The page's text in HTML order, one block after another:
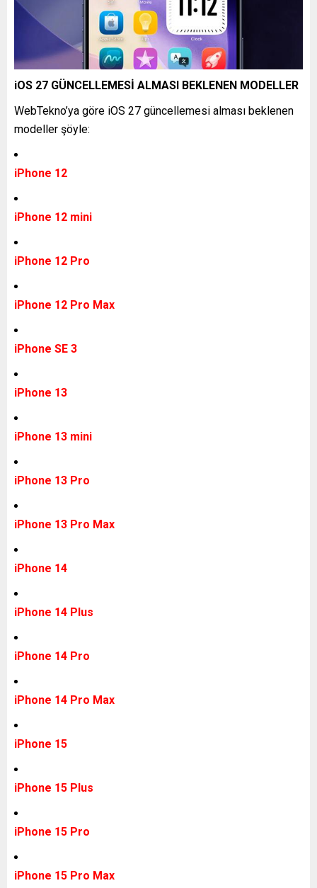
iOS 27 GÜNCELLEMESİ ALMASI BEKLENEN MODELLER
WebTekno’ya göre iOS 27 güncellemesi alması beklenen
modeller şöyle:
iPhone 12
iPhone 12 mini
iPhone 12 Pro
iPhone 12 Pro Max
iPhone SE 3
iPhone 13
iPhone 13 mini
iPhone 13 Pro
iPhone 13 Pro Max
iPhone 14
iPhone 14 Plus
iPhone 14 Pro
iPhone 14 Pro Max
iPhone 15
iPhone 15 Plus
iPhone 15 Pro
iPhone 15 Pro Max